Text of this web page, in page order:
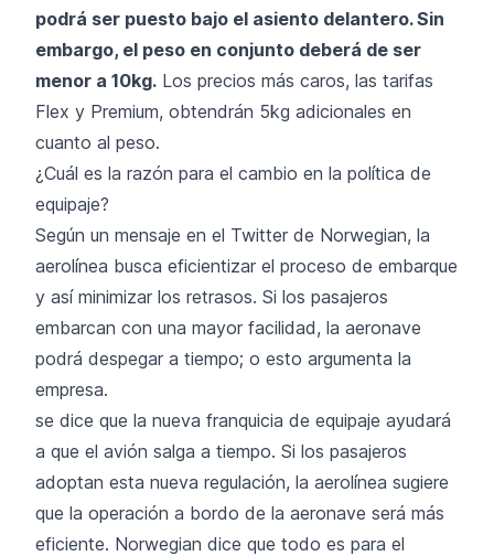
podrá ser puesto bajo el asiento delantero. Sin
embargo, el peso en conjunto deberá de ser
menor a 10kg. Los precios más caros, las tarifas
Flex y Premium, obtendrán 5kg adicionales en
cuanto al peso.
¿Cuál es la razón para el cambio en la política de
equipaje?
Según un mensaje en el Twitter de Norwegian, la
aerolínea busca eficientizar el proceso de embarque
y así minimizar los retrasos. Si los pasajeros
embarcan con una mayor facilidad, la aeronave
podrá despegar a tiempo; o esto argumenta la
empresa.
se dice que la nueva franquicia de equipaje ayudará
a que el avión salga a tiempo. Si los pasajeros
adoptan esta nueva regulación, la aerolínea sugiere
que la operación a bordo de la aeronave será más
eficiente. Norwegian dice que todo es para el